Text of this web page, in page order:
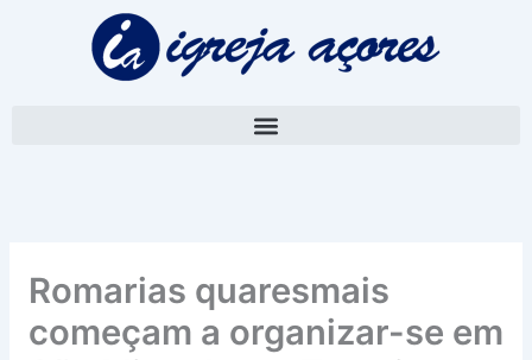
Romarias quaresmais
começam a organizar-se em